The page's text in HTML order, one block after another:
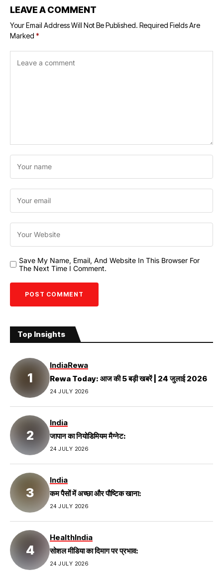
LEAVE A COMMENT
Your Email Address Will Not Be Published. Required Fields Are
Marked *
Save My Name, Email, And Website In This Browser For
The Next Time I Comment.
Top Insights
IndiaRewa
Rewa Today: आज की 5 बड़ी खबरें | 24 जुलाई 2026
24 JULY 2026
India
जापान का नियोडिमियम मैग्नेट:
24 JULY 2026
India
कम पैसों में अच्छा और पौष्टिक खाना:
24 JULY 2026
HealthIndia
सोशल मीडिया का दिमाग पर प्रभाव:
24 JULY 2026